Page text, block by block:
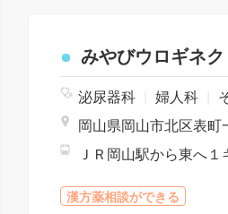
みやびウロギネ
泌尿器科 婦人科
岡山県岡山市北区表町
漢方薬相談ができる